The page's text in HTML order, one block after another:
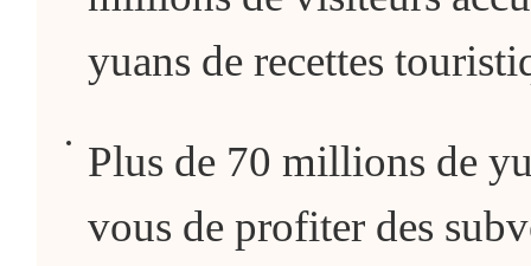
yuans de recettes
Plus de 70 millions de
vous de profiter des